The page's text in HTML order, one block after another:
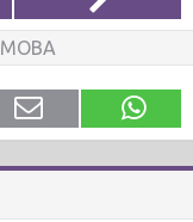
MOBA